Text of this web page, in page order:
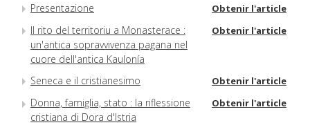
Presentazione Obtenir l'article
Il rito del territoriu a Monasterace :
un'antica sopravvivenza pagana nel
cuore dell'antica Kaulonía
Obtenir l'article
Seneca e il cristianesimo Obtenir l'article
Donna, famiglia, stato : la riflessione
cristiana di Dora d'Istria
Obtenir l'article